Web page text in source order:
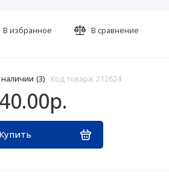
(3) Код товара: 212624
Купить
В избранное В сравнение